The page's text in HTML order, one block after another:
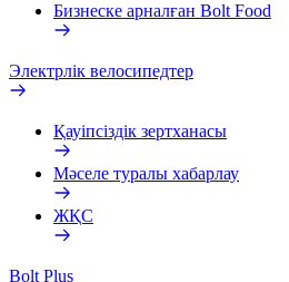
Бизнеске арналған Bolt Food
Электрлік велосипедтер
Қауіпсіздік зертханасы
Мәселе туралы хабарлау
ЖҚС
Bolt Plus